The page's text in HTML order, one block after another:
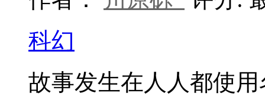
科幻
故事发生在人人都使用